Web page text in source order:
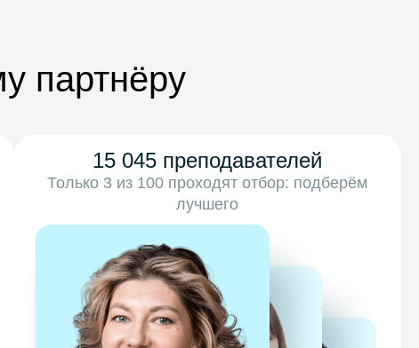
партнёру
15 045 преподавателей
Только 3 из 100 проходят отбор: подберём
лучшего